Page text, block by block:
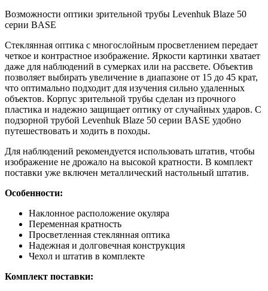
Возможности оптики зрительной трубы Levenhuk Blaze 50
серии BASE
Стеклянная оптика с многослойным просветлением передает
четкое и контрастное изображение. Яркости картинки хватает
даже для наблюдений в сумерках или на рассвете. Объектив
позволяет выбирать увеличение в диапазоне от 15 до 45 крат,
что оптимально подходит для изучения сильно удаленных
объектов. Корпус зрительной трубы сделан из прочного
пластика и надежно защищает оптику от случайных ударов. С
подзорной трубой Levenhuk Blaze 50 серии BASE удобно
путешествовать и ходить в походы.
Для наблюдений рекомендуется использовать штатив, чтобы
изображение не дрожало на высокой кратности. В комплект
поставки уже включен металлический настольный штатив.
Особенности:
Наклонное расположение окуляра
Переменная кратность
Просветленная стеклянная оптика
Надежная и долговечная конструкция
Чехол и штатив в комплекте
Комплект поставки: